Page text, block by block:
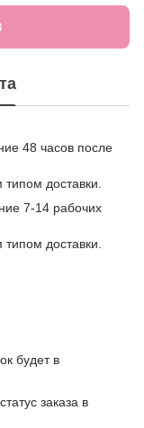
48 часов после
доставки.
7-14 рабочих
доставки.
будет в
заказа в